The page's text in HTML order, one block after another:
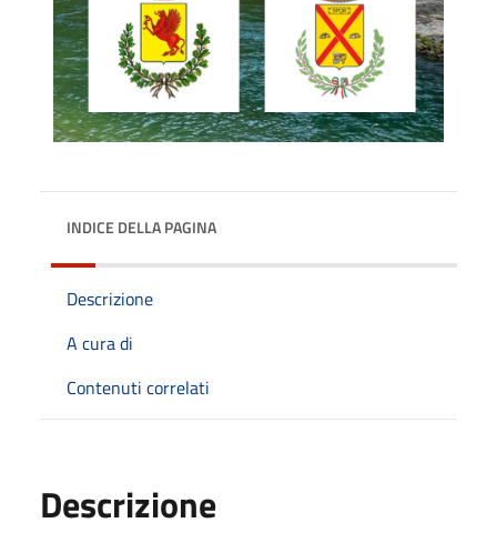
INDICE DELLA PAGINA
Descrizione
A cura di
Contenuti correlati
Descrizione